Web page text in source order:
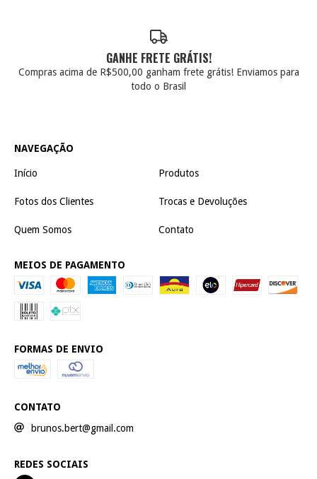
GANHE FRETE GRÁTIS!
Compras acima de R$500,00 ganham frete grátis! Enviamos para
todo o Brasil
NAVEGAÇÃO
Início Produtos
Fotos dos Clientes Trocas e Devoluções
Quem Somos Contato
MEIOS DE PAGAMENTO
FORMAS DE ENVIO
CONTATO
brunos.bert@gmail.com
REDES SOCIAIS